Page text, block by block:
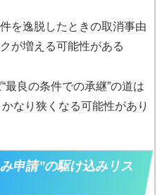
を逸脱したときの取消事由
が増える可能性がある
最良の条件での承継”の道は
なり狭くなる可能性があり
申請”の駆け込みリス